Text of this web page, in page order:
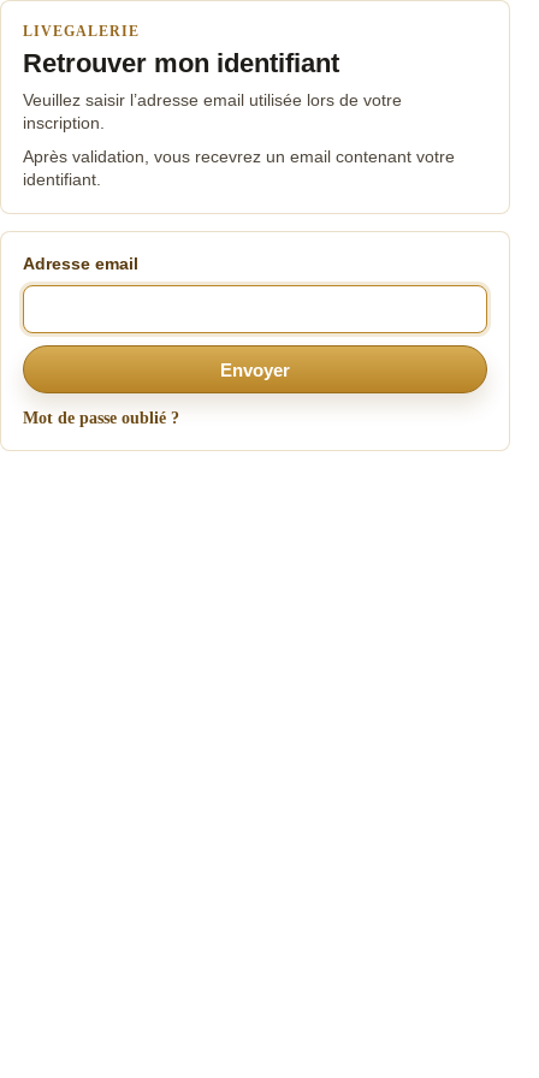
LIVEGALERIE
Retrouver mon identifiant
Veuillez saisir l’adresse email utilisée lors de votre
inscription.
Après validation, vous recevrez un email contenant votre
identifiant.
Adresse email
Envoyer
Mot de passe oublié ?